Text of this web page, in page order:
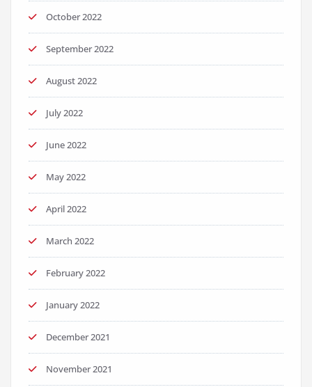
October 2022
September 2022
August 2022
July 2022
June 2022
May 2022
April 2022
March 2022
February 2022
January 2022
December 2021
November 2021